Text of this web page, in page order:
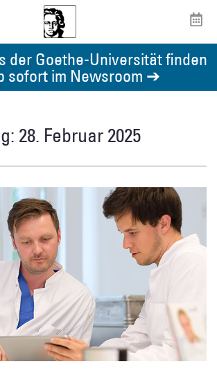
der Goethe-Universität finden
sofort im Newsroom ➔
28. Februar 2025